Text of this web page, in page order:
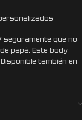
seguramente que no
papá. Este body
también en